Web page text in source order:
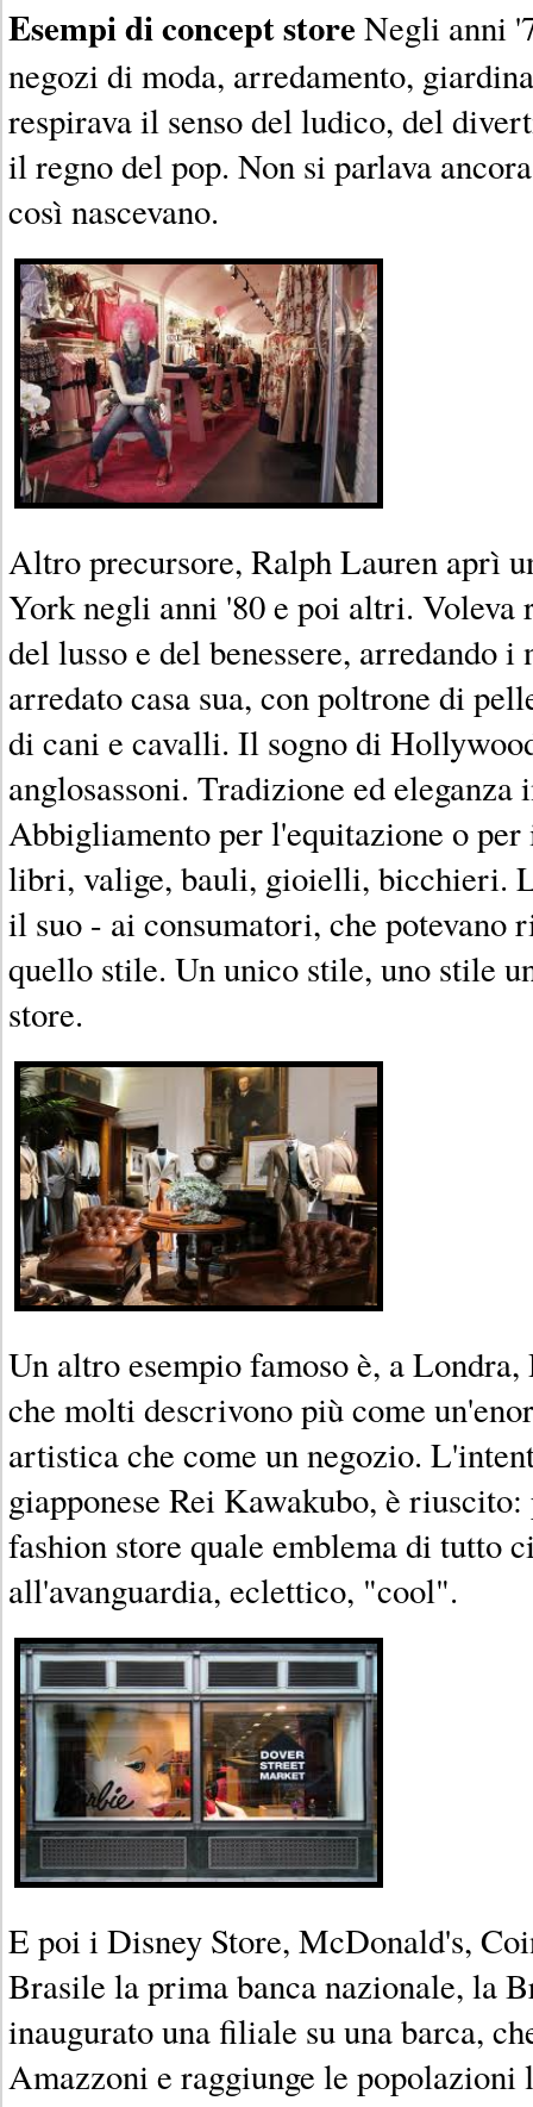
Esempi di concept store Negli anni
negozi di moda, arredamento,
respirava il senso del ludico, del
il regno del pop. Non si parlava
così nascevano.
Altro precursore, Ralph Lauren aprì
York negli anni '80 e poi altri. Voleva
del lusso e del benessere, arredando i
arredato casa sua, con poltrone di
di cani e cavalli. Il sogno di
anglosassoni. Tradizione ed eleganza
Abbigliamento per l'equitazione o
libri, valige, bauli, gioielli, bicchieri.
il suo - ai consumatori, che potevano
quello stile. Un unico stile, uno stile
store.
Un altro esempio famoso è, a
che molti descrivono più come
artistica che come un negozio.
giapponese Rei Kawakubo, è
fashion store quale emblema di tutto
all'avanguardia, eclettico, "cool".
E poi i Disney Store, McDonald's,
Brasile la prima banca nazionale, la
inaugurato una filiale su una barca,
Amazzoni e raggiunge le